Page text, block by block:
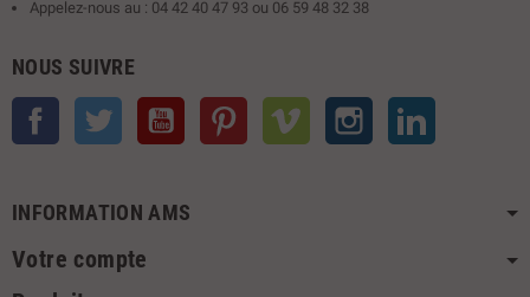
Appelez-nous au : 04 42 40 47 93 ou 06 59 48 32 38
NOUS SUIVRE
Facebook Twitter YouTube Pinterest Vimeo Instagram
INFORMATION AMS
Votre compte